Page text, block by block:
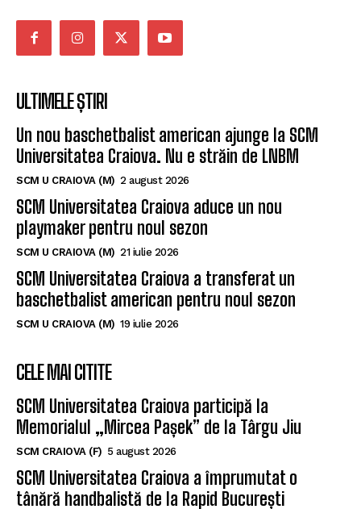
ULTIMELE ȘTIRI
Un nou baschetbalist american ajunge la SCM
Universitatea Craiova. Nu e străin de LNBM
SCM U CRAIOVA (M) 2 august 2026
SCM Universitatea Craiova aduce un nou
playmaker pentru noul sezon
SCM U CRAIOVA (M) 21 iulie 2026
SCM Universitatea Craiova a transferat un
baschetbalist american pentru noul sezon
SCM U CRAIOVA (M) 19 iulie 2026
CELE MAI CITITE
SCM Universitatea Craiova participă la
Memorialul „Mircea Pașek” de la Târgu Jiu
SCM CRAIOVA (F) 5 august 2026
SCM Universitatea Craiova a împrumutat o
tânără handbalistă de la Rapid București